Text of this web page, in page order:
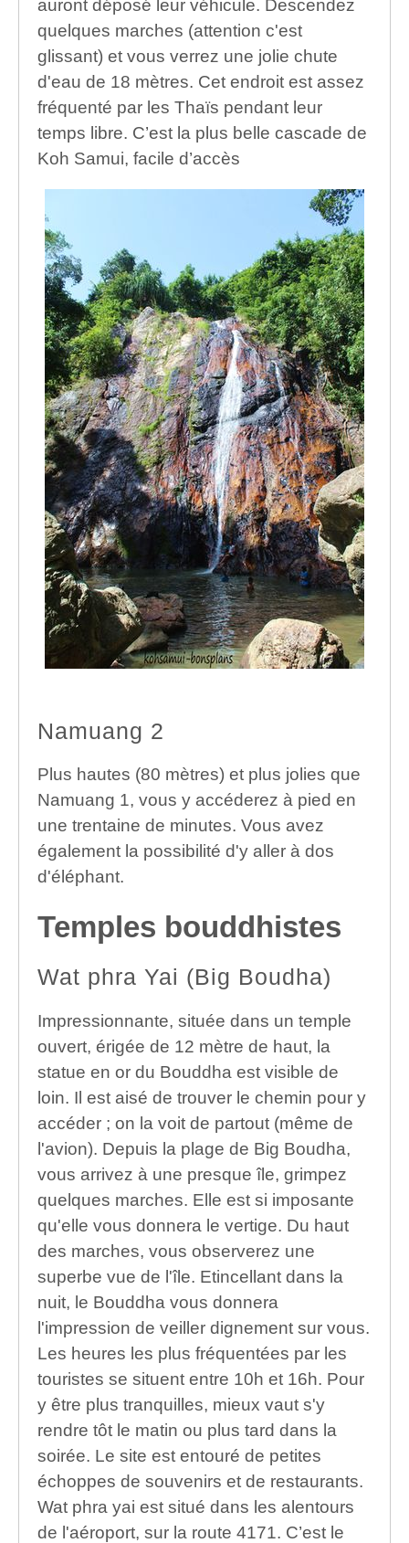
auront déposé leur véhicule. Descendez
quelques marches (attention c'est
glissant) et vous verrez une jolie chute
d'eau de 18 mètres. Cet endroit est assez
fréquenté par les Thaïs pendant leur
temps libre. C’est la plus belle cascade de
Koh Samui, facile d’accès
Namuang 2
Plus hautes (80 mètres) et plus jolies que
Namuang 1, vous y accéderez à pied en
une trentaine de minutes. Vous avez
également la possibilité d'y aller à dos
d'éléphant.
Temples bouddhistes
Wat phra Yai (Big Boudha)
Impressionnante, située dans un temple
ouvert, érigée de 12 mètre de haut, la
statue en or du Bouddha est visible de
loin. Il est aisé de trouver le chemin pour y
accéder ; on la voit de partout (même de
l'avion). Depuis la plage de Big Boudha,
vous arrivez à une presque île, grimpez
quelques marches. Elle est si imposante
qu'elle vous donnera le vertige. Du haut
des marches, vous observerez une
superbe vue de l'île. Etincellant dans la
nuit, le Bouddha vous donnera
l'impression de veiller dignement sur vous.
Les heures les plus fréquentées par les
touristes se situent entre 10h et 16h. Pour
y être plus tranquilles, mieux vaut s'y
rendre tôt le matin ou plus tard dans la
soirée. Le site est entouré de petites
échoppes de souvenirs et de restaurants.
Wat phra yai est situé dans les alentours
de l'aéroport, sur la route 4171. C’est le